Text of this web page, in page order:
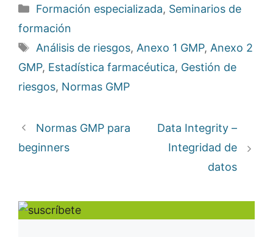
Categorías
Formación especializada, Seminarios de
formación
Etiquetas
Análisis de riesgos, Anexo 1 GMP, Anexo 2
GMP, Estadística farmacéutica, Gestión de
riesgos, Normas GMP
Normas GMP para
beginners
Data Integrity –
Integridad de
datos